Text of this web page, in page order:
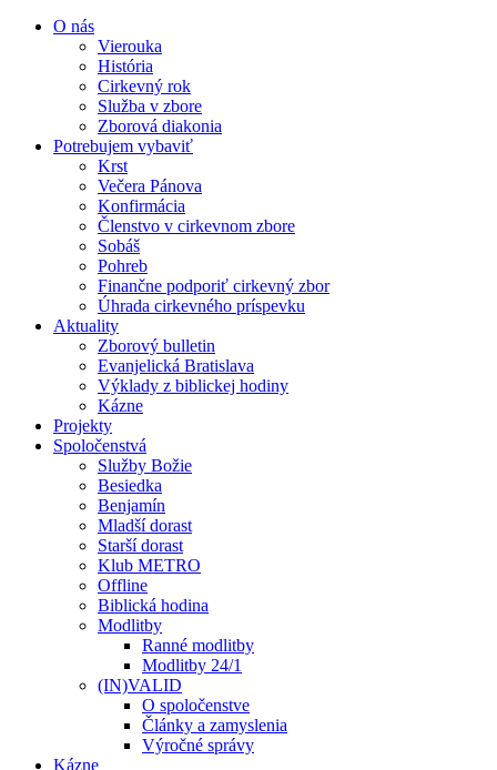
O nás
Vierouka
História
Cirkevný rok
Služba v zbore
Zborová diakonia
Potrebujem vybaviť
Krst
Večera Pánova
Konfirmácia
Členstvo v cirkevnom zbore
Sobáš
Pohreb
Finančne podporiť cirkevný zbor
Úhrada cirkevného príspevku
Aktuality
Zborový bulletin
Evanjelická Bratislava
Výklady z biblickej hodiny
Kázne
Projekty
Spoločenstvá
Služby Božie
Besiedka
Benjamín
Mladší dorast
Starší dorast
Klub METRO
Offline
Biblická hodina
Modlitby
Ranné modlitby
Modlitby 24/1
(IN)VALID
O spoločenstve
Články a zamyslenia
Výročné správy
Kázne